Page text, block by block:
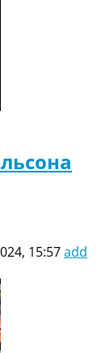
15:57add